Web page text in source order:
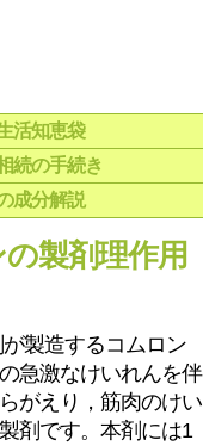
活知恵袋
続の手続き
成分解説
製剤理作用
製造するコムロン
急激なけいれんを伴
がえり，筋肉のけい
剤です。本剤には1